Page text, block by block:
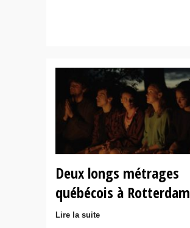
Deux longs métrages
québécois à Rotterdam
Lire la suite